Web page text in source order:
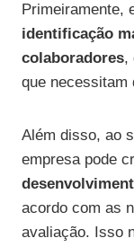
Primeiramente,
identificação
colaboradores,
que necessitam
Além disso, ao
empresa pode
acordo com as
avaliação. Isso